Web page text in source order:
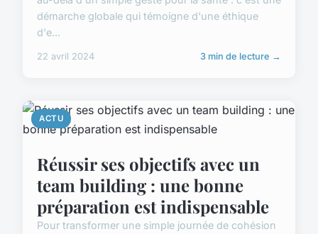
démarche globale qui témoigne d'une éthique
d'e...
22 avril 2024 3 min de lecture →
ACTU
Réussir ses objectifs avec un
team building : une bonne
préparation est indispensable
Pour transformer une simple journée de cohésion